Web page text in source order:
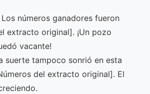
Los números ganadores fueron
extracto original]. ¡Un pozo
vacante!
suerte tampoco sonrió en esta
del extracto original]. El